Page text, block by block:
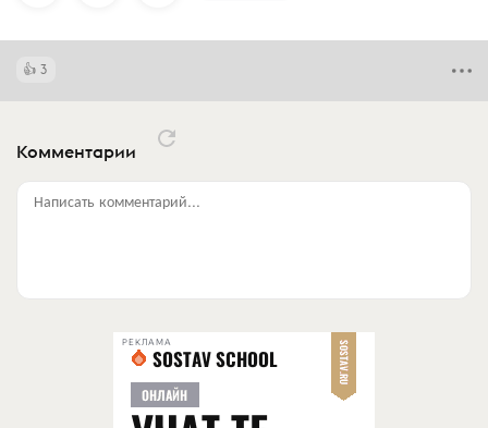
3
Комментарии
Написать комментарий...
РЕКЛАМА